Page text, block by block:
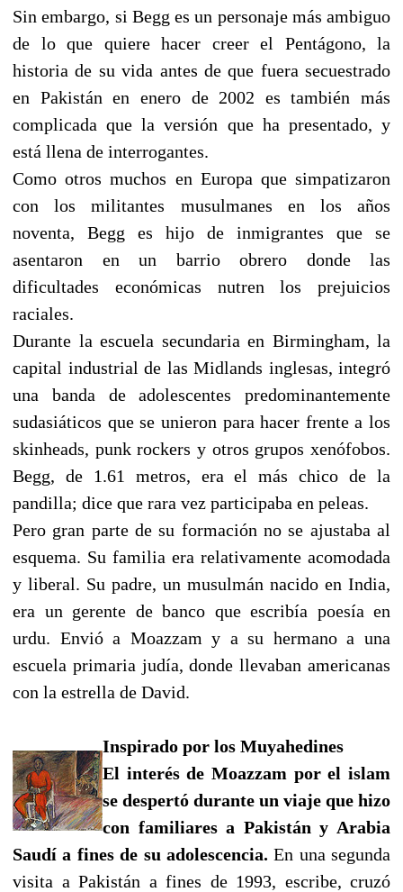
Sin embargo, si Begg es un personaje más ambiguo
de lo que quiere hacer creer el Pentágono, la
historia de su vida antes de que fuera secuestrado
en Pakistán en enero de 2002 es también más
complicada que la versión que ha presentado, y
está llena de interrogantes.
Como otros muchos en Europa que simpatizaron
con los militantes musulmanes en los años
noventa, Begg es hijo de inmigrantes que se
asentaron en un barrio obrero donde las
dificultades económicas nutren los prejuicios
raciales.
Durante la escuela secundaria en Birmingham, la
capital industrial de las Midlands inglesas, integró
una banda de adolescentes predominantemente
sudasiáticos que se unieron para hacer frente a los
skinheads, punk rockers y otros grupos xenófobos.
Begg, de 1.61 metros, era el más chico de la
pandilla; dice que rara vez participaba en peleas.
Pero gran parte de su formación no se ajustaba al
esquema. Su familia era relativamente acomodada
y liberal. Su padre, un musulmán nacido en India,
era un gerente de banco que escribía poesía en
urdu. Envió a Moazzam y a su hermano a una
escuela primaria judía, donde llevaban americanas
con la estrella de David.
Inspirado por los Muyahedines
El interés de Moazzam por el islam
se despertó durante un viaje que hizo
con familiares a Pakistán y Arabia
Saudí a fines de su adolescencia. En una segunda
visita a Pakistán a fines de 1993, escribe, cruzó